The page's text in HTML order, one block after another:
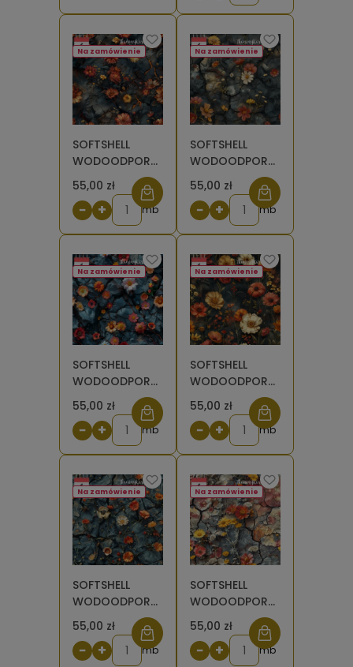
SOFTSHELL
WODOODPORNY
Kwiaty na
skałach 11 [6]
55,00 zł
Na zamówienie
− + mb
SOFTSHELL
WODOODPORNY
Kwiaty na
skałach 13 [6]
55,00 zł
Na zamówienie
− + mb
SOFTSHELL
WODOODPORNY
Kwiaty na
skałach 12 [6]
55,00 zł
Na zamówienie
− + mb
SOFTSHELL
WODOODPORNY
Kwiaty na
skałach 15 [6]
55,00 zł
Na zamówienie
− + mb
SOFTSHELL
WODOODPORNY
Kwiaty na
skałach 14 [6]
55,00 zł
Na zamówienie
− + mb
SOFTSHELL
WODOODPORNY
Kwiaty na
skałach 23 [6]
55,00 zł
Na zamówienie
− + mb